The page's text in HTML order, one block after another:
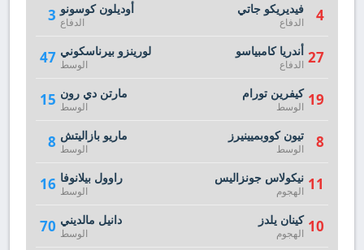
3 أوديلون كوسونو
الدفاع
47 لورينزو بيرناسكوني
الوسط
15 مارتن دي رون
الوسط
8 ماريو بازاليتش
الوسط
16 راوول بيلانوفا
الوسط
70 دانيل مالديني
الوسط
4 فيديريكو جاتي
الدفاع
27 أندريا كامبياسو
الدفاع
19 كيفرين تورام
الوسط
8 تيون كووبميينيرز
الوسط
11 نيكولاس جونزاليس
الهجوم
10 كينان يلدز
الهجوم